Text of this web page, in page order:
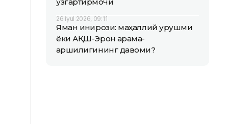
26 iyul 2026, 09:11
Яман инқирози: маҳаллий урушми
ёки АҚШ-Эрон қарама-
қаршилигининг давоми?